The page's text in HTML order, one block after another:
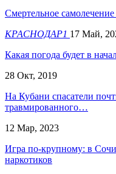
Смертельное самолечение
КРАСНОДАР1 17 Май,
Какая погода будет в
28 Окт, 2019
​На Кубани спасатели
травмированного…
12 Мар, 2023
Игра по-крупному: в
наркотиков